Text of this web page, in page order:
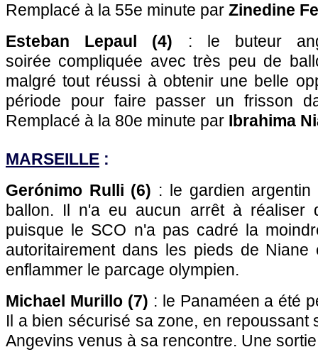
Remplacé à la 55e minute par Zinedine
Esteban Lepaul (4) : le buteur
soirée compliquée avec très peu de
malgré tout réussi à obtenir une belle
période pour faire passer un frisson
Remplacé à la 80e minute par Ibrahima
MARSEILLE :
Gerónimo Rulli (6) : le gardien
ballon. Il n'a eu aucun arrêt à réaliser
puisque le SCO n'a pas cadré la
autoritairement dans les pieds de
enflammer le parcage olympien.
Michael Murillo (7) : le Panaméen a été
Il a bien sécurisé sa zone, en repoussant
Angevins venus à sa rencontre. Une